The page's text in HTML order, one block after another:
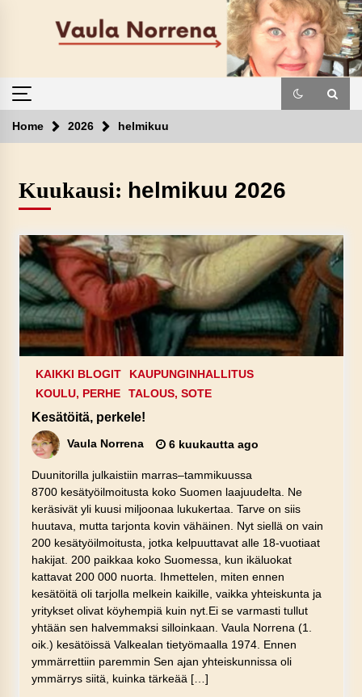
Home 2026 helmikuu
Kuukausi: helmikuu 2026
KAIKKI BLOGIT
KAUPUNGINHALLITUS
KOULU, PERHE
TALOUS, SOTE
Kesätöitä, perkele!
Vaula Norrena 6 kuukautta ago
Duunitorilla julkaistiin marras–tammikuussa
8700 kesätyöilmoitusta koko Suomen laajuudelta. Ne
keräsivät yli kuusi miljoonaa lukukertaa. Tarve on siis
huutava, mutta tarjonta kovin vähäinen. Nyt siellä on vain
200 kesätyöilmoitusta, jotka kelpuuttavat alle 18-vuotiaat
hakijat. 200 paikkaa koko Suomessa, kun ikäluokat
kattavat 200 000 nuorta. Ihmettelen, miten ennen
kesätöitä oli tarjolla melkein kaikille, vaikka yhteiskunta ja
yritykset olivat köyhempiä kuin nyt.Ei se varmasti tullut
yhtään sen halvemmaksi silloinkaan. Vaula Norrena (1.
oik.) kesätöissä Valkealan tietyömaalla 1974. Ennen
ymmärrettiin paremmin Sen ajan yhteiskunnissa oli
ymmärrys siitä, kuinka tärkeää […]